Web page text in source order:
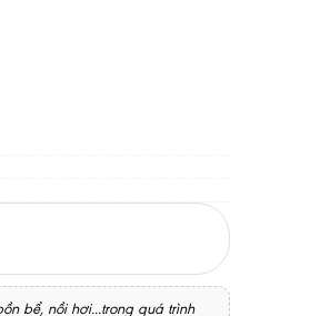
bể, nồi hơi...trong quá trình